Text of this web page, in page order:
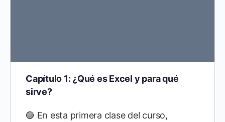
Capítulo 1: ¿Qué es Excel y para qué
sirve?
🟣 En esta primera clase del curso,